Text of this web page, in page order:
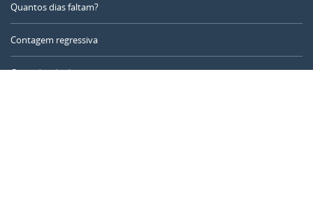
Quantos dias faltam?
Contagem regressiva
Contador de dias